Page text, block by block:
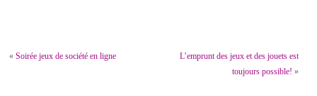
«Soirée jeux de société en ligne
L’emprunt des jeux et des jouets est
toujours possible! »